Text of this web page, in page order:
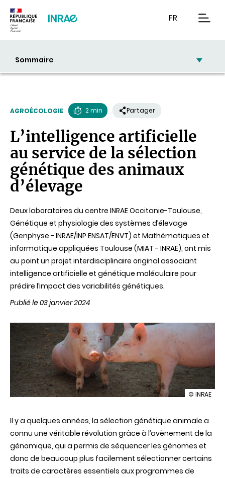
FR
Sommaire
AGROÉCOLOGIE
de
lecture
2 min Partager
L’intelligence artificielle
au service de la sélection
génétique des animaux
d’élevage
Deux laboratoires du centre INRAE Occitanie-Toulouse,
Génétique et physiologie des systèmes d’élevage
(Genphyse - INRAE/INP ENSAT/ENVT) et Mathématiques et
informatique appliquées Toulouse (MIAT - INRAE), ont mis
au point un projet interdisciplinaire original associant
intelligence artificielle et génétique moléculaire pour
prédire l’impact des variabilités génétiques.
Publié le 03 janvier 2024
illustration
au
service
de
la
sélection
génétique
des
© INRAE
Il y a quelques années, la sélection génétique animale a
connu une véritable révolution grâce à l’avènement de la
génomique, qui a permis de séquencer les génomes et
donc de beaucoup plus facilement sélectionner certains
traits de caractères essentiels aux programmes de